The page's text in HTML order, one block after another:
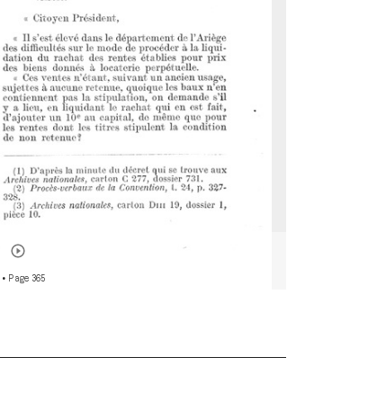
• Page 365